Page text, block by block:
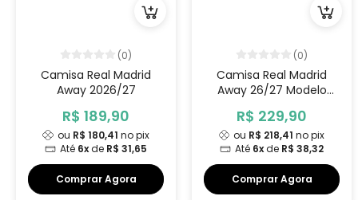
(0)
Camisa Real Madrid
Away 2026/27
R$ 189,90
ou R$ 180,41 no pix
Até 6xde R$ 31,65
Comprar Agora
(0)
Camisa Real Madrid
Away 26/27 Modelo
R$ 229,90
ou R$ 218,41 no pix
Até 6xde R$ 38,32
Comprar Agora